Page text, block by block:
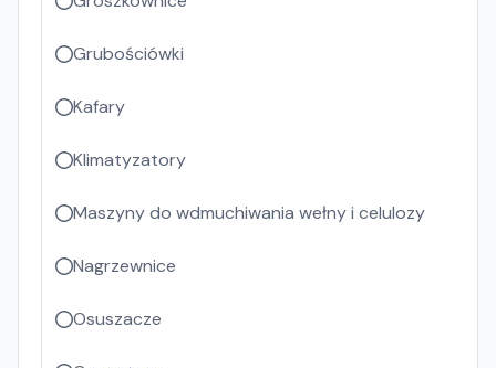
Grubościówki
Kafary
Klimatyzatory
Maszyny do wdmuchiwania wełny i celulozy
Nagrzewnice
Osuszacze